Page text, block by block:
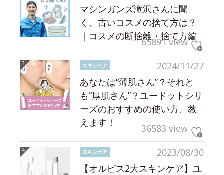
マシンガンズ滝沢さんに聞
く、古いコスメの捨て方は？
｜コスメの断捨離・捨て方編
65891 view
2024/11/27
スキンケア
あなたは“薄肌さん”？それと
も“厚肌さん”？ユードットシリ
ーズのおすすめの使い方、教
えます！
36583 view
2023/08/30
スキンケア
【オルビス2大スキンケア】ユ